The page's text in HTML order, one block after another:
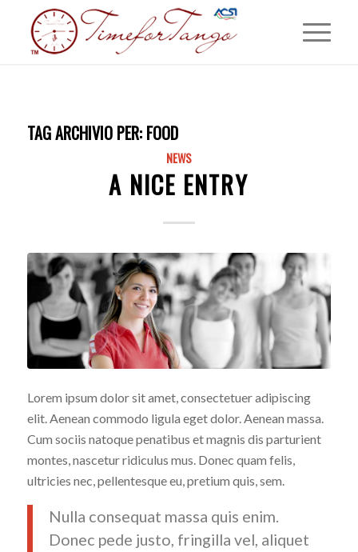
TAG ARCHIVIO PER: FOOD
NEWS
A NICE ENTRY
Lorem ipsum dolor sit amet, consectetuer adipiscing
elit. Aenean commodo ligula eget dolor. Aenean massa.
Cum sociis natoque penatibus et magnis dis parturient
montes, nascetur ridiculus mus. Donec quam felis,
ultricies nec, pellentesque eu, pretium quis, sem.
Nulla consequat massa quis enim.
Donec pede justo, fringilla vel, aliquet